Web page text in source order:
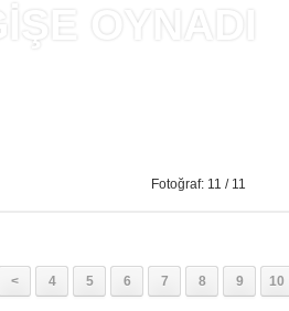
OYNADI
Fotoğraf: 11 / 11
< 4 5 6 7 8 9 10